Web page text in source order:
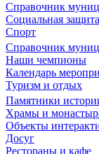
Справочник
Социальная
Спорт
Справочник
Наши чемпионы
Календарь
Туризм и отдых
Памятники
Храмы и
Объекты
Досуг
Рестораны и кафе